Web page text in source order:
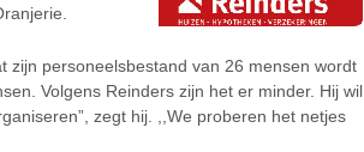
zijn personeelsbestand van 26 mensen wordt
Volgens Reinders zijn het er minder. Hij wil
zegt hij. ,,We proberen het netjes